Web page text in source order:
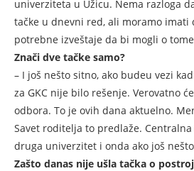
univerziteta u Užicu. Nema razloga
tačke u dnevni red, ali moramo imati
potrebne izveštaje da bi mogli o
Znači dve tačke samo?
– I još nešto sitno, ako budeu vezi
za GKC nije bilo rešenje. Verovatno
odbora. To je ovih dana aktuelno.
Savet roditelja to predlaže.
druga univerzitet i onda ako još
Zašto danas nije ušla tačka o